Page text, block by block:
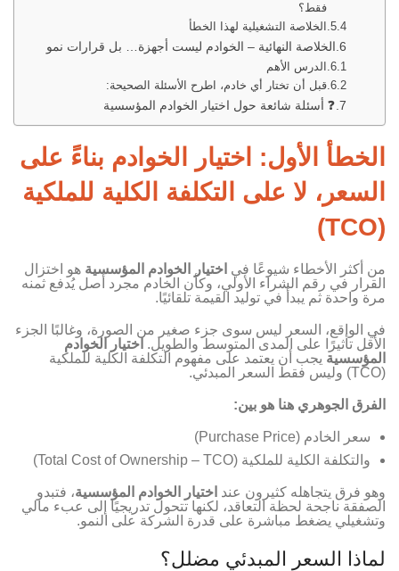
فقط؟
الخلاصة التشغيلية لهذا الخطأ
الخلاصة النهائية – الخوادم ليست أجهزة… بل قرارات نمو
الدرس الأهم
قبل أن تختار أي خادم، اطرح الأسئلة الصحيحة:
❓ أسئلة شائعة حول اختيار الخوادم المؤسسية
الخطأ الأول: اختيار الخوادم بناءً على
السعر، لا على التكلفة الكلية للملكية
(TCO)
من أكثر الأخطاء شيوعًا في اختيار الخوادم المؤسسية هو اختزال
القرار في رقم الشراء الأولي، وكأن الخادم مجرد أصل يُدفع ثمنه
مرة واحدة ثم يبدأ في توليد القيمة تلقائيًا.
في الواقع، السعر ليس سوى جزء صغير من الصورة، وغالبًا الجزء
الأقل تأثيرًا على المدى المتوسط والطويل. اختيار الخوادم
المؤسسية يجب أن يعتمد على مفهوم التكلفة الكلية للملكية
(TCO) وليس فقط السعر المبدئي.
الفرق الجوهري هنا هو بين:
سعر الخادم (Purchase Price)
والتكلفة الكلية للملكية (Total Cost of Ownership – TCO)
وهو فرق يتجاهله كثيرون عند اختيار الخوادم المؤسسية، فتبدو
الصفقة ناجحة لحظة التعاقد، لكنها تتحول تدريجيًا إلى عبء مالي
وتشغيلي يضغط مباشرة على قدرة الشركة على النمو.
لماذا السعر المبدئي مضلل؟